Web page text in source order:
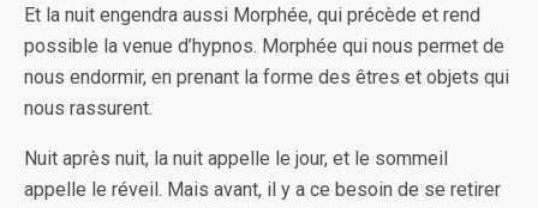
Et la nuit engendra aussi Morphée, qui précède et rend
possible la venue d’hypnos. Morphée qui nous permet de
nous endormir, en prenant la forme des êtres et objets qui
nous rassurent.
Nuit après nuit, la nuit appelle le jour, et le sommeil
appelle le réveil. Mais avant, il y a ce besoin de se retirer